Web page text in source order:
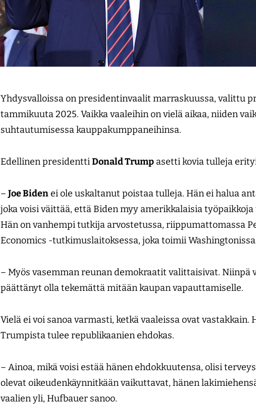
Yhdysvalloissa on presidentinvaalit marraskuussa, valittu
tammikuuta 2025. Vaikka vaaleihin on vielä aikaa, niiden
suhtautumisessa kauppakumppaneihinsa.
Edellinen presidenttiDonald Trump asetti kovia tulleja
– Joe Bidenei ole uskaltanut poistaa tulleja. Hän ei halua
joka voisi väittää, että Biden myy amerikkalaisia työpaikkoja
Hän on vanhempi tutkija arvostetussa, riippumattomassa
Economics -tutkimuslaitoksessa, joka toimii
– Myös vasemman reunan demokraatit valittaisivat. Niinpä
päättänyt olla tekemättä mitään kaupan vapauttamiselle.
Vielä ei voi sanoa varmasti, ketkä vaaleissa ovat
Trumpista tulee republikaanien ehdokas.
– Ainoa, mikä voisi estää hänen ehdokkuutensa, olisi
olevat oikeudenkäynnitkään vaikuttavat, hänen
vaalien yli, Hufbauer sanoo.